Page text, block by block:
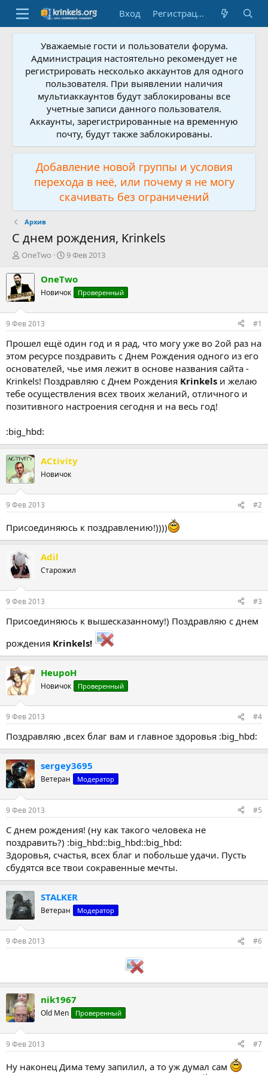
Вход Регистрация
Уважаемые гости и пользователи форума.
Администрация настоятельно рекомендует не
регистрировать несколько аккаунтов для одного
пользователя. При выявлении наличия
мультиаккаунтов будут заблокированы все
учетные записи данного пользователя.
Аккаунты, зарегистрированные на временную
почту, будут также заблокированы.
Добавление новой группы и условия
перехода в неё, или почему я не могу
скачивать без ограничений
Архив
С днем рождения, Krinkels
А
т
о
р
т
м
ы
OneTwo
Д
т
н
а
л
а
9 Фев 2013
OneTwo
Новичок Проверенный
9 Фев 2013 #1
Прошел ещё один год и я рад, что могу уже во 2ой раз на
этом ресурсе поздравить с Днем Рождения одного из его
основателей, чье имя лежит в основе названия сайта -
Krinkels! Поздравляю с Днем Рождения Krinkels и желаю
тебе осуществления всех твоих желаний, отличного и
позитивного настроения сегодня и на весь год!
:big_hbd:
ACtivity
Новичок
9 Фев 2013 #2
Присоединяюсь к поздравлению!))))
Adil
Старожил
9 Фев 2013 #3
Присоединяюсь к вышесказанному!) Поздравляю с днем
рождения Krinkels!
HeupoH
Новичок Проверенный
9 Фев 2013 #4
Поздравляю ,всех благ вам и главное здоровья :big_hbd:
sergey3695
Ветеран Модератор
9 Фев 2013 #5
С днем рождения! (ну как такого человека не
поздравить?) :big_hbd::big_hbd::big_hbd:
Здоровья, счастья, всех благ и побольше удачи. Пусть
сбудятся все твои сокравенные мечты.
STALKER
Ветеран Модератор
9 Фев 2013 #6
nik1967
Old Men Проверенный
9 Фев 2013 #7
Ну наконец Дима тему запилил, а то уж думал сам